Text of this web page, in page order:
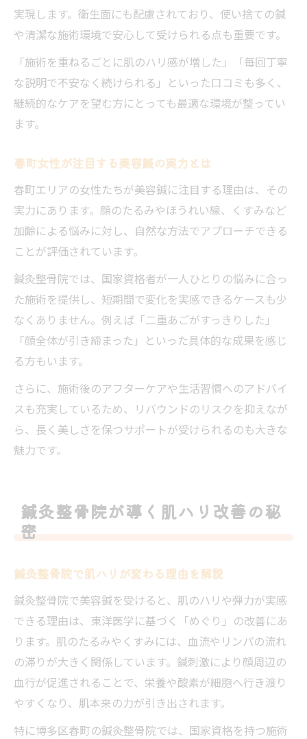
実現します。衛生面にも配慮されており、使い捨ての鍼
や清潔な施術環境で安心して受けられる点も重要です。
「施術を重ねるごとに肌のハリ感が増した」「毎回丁寧
な説明で不安なく続けられる」といった口コミも多く、
継続的なケアを望む方にとっても最適な環境が整ってい
ます。
春町女性が注目する美容鍼の実力とは
春町エリアの女性たちが美容鍼に注目する理由は、その
実力にあります。顔のたるみやほうれい線、くすみなど
加齢による悩みに対し、自然な方法でアプローチできる
ことが評価されています。
鍼灸整骨院では、国家資格者が一人ひとりの悩みに合っ
た施術を提供し、短期間で変化を実感できるケースも少
なくありません。例えば「二重あごがすっきりした」
「顔全体が引き締まった」といった具体的な成果を感じ
る方もいます。
さらに、施術後のアフターケアや生活習慣へのアドバイ
スも充実しているため、リバウンドのリスクを抑えなが
ら、長く美しさを保つサポートが受けられるのも大きな
魅力です。
鍼灸整骨院が導く肌ハリ改善の秘
密
鍼灸整骨院で肌ハリが変わる理由を解説
鍼灸整骨院で美容鍼を受けると、肌のハリや弾力が実感
できる理由は、東洋医学に基づく「めぐり」の改善にあ
ります。肌のたるみやくすみには、血流やリンパの流れ
の滞りが大きく関係しています。鍼刺激により顔周辺の
血行が促進されることで、栄養や酸素が細胞へ行き渡り
やすくなり、肌本来の力が引き出されます。
特に博多区春町の鍼灸整骨院では、国家資格を持つ施術